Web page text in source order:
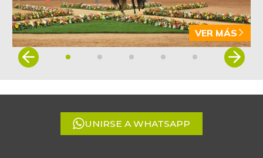
VER MÁS
Item
5
UNIRSE A WHATSAPP